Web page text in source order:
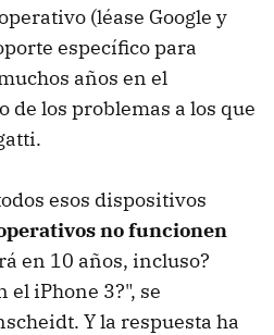
(léase Google y
específico para
años en el
de los problemas a los que
esos dispositivos
no funcionen
en 10 años, incluso?
el iPhone 3?", se
Y la respuesta ha